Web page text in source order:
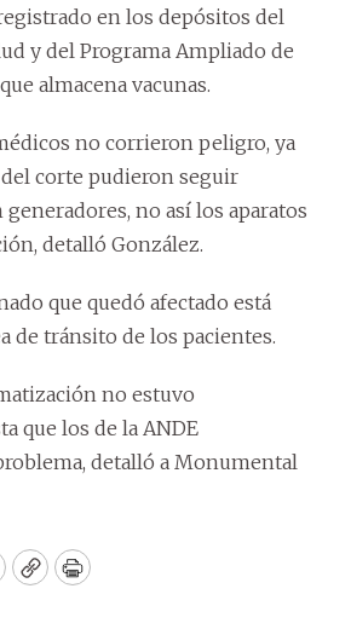
en los depósitos del
y del Programa Ampliado de
almacena vacunas.
no corrieron peligro, ya
corte pudieron seguir
no así los aparatos
detalló González.
que quedó afectado está
de tránsito de los pacientes.
no estuvo
que los de la ANDE
detalló a Monumental
CopyPrint